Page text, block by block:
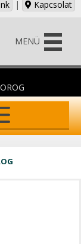
| Kapcsolat
MENÜ